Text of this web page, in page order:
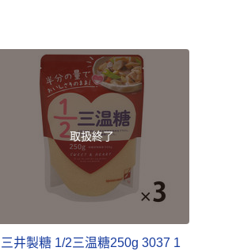
取扱終了
三井製糖 1/2三温糖250g 3037 1
本気プライス
蛍光オプテック
ス1(アスクル限
定モデル) 蛍光
ペン ゼブラ
￥52~ （税込）